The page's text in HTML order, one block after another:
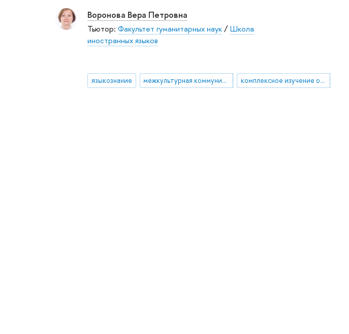
Воронова Вера Петровна
Тьютор: Факультет гуманитарных наук/Школа
иностранных языков
языкознание межкультурная коммуникация комплексное изучение отдельных стран и регионов